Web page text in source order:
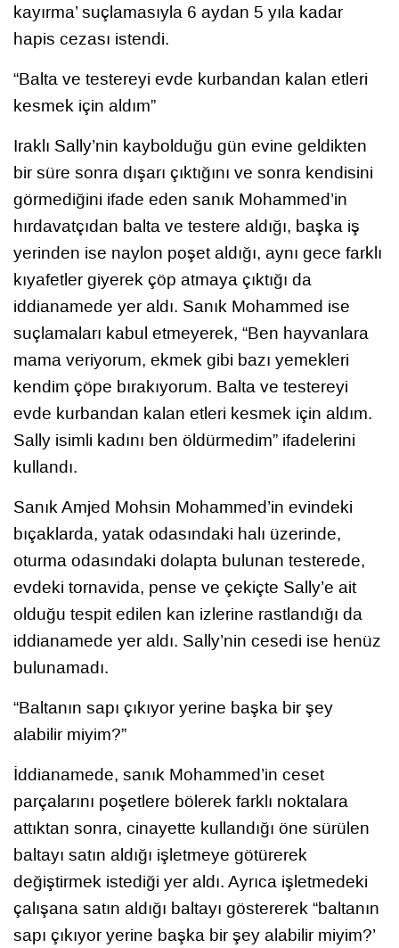
kayırma’ suçlamasıyla 6 aydan 5 yıla kadar
hapis cezası istendi.
“Balta ve testereyi evde kurbandan kalan etleri
kesmek için aldım”
Iraklı Sally’nin kaybolduğu gün evine geldikten
bir süre sonra dışarı çıktığını ve sonra kendisini
görmediğini ifade eden sanık Mohammed’in
hırdavatçıdan balta ve testere aldığı, başka iş
yerinden ise naylon poşet aldığı, aynı gece farklı
kıyafetler giyerek çöp atmaya çıktığı da
iddianamede yer aldı. Sanık Mohammed ise
suçlamaları kabul etmeyerek, “Ben hayvanlara
mama veriyorum, ekmek gibi bazı yemekleri
kendim çöpe bırakıyorum. Balta ve testereyi
evde kurbandan kalan etleri kesmek için aldım.
Sally isimli kadını ben öldürmedim” ifadelerini
kullandı.
Sanık Amjed Mohsin Mohammed’in evindeki
bıçaklarda, yatak odasındaki halı üzerinde,
oturma odasındaki dolapta bulunan testerede,
evdeki tornavida, pense ve çekiçte Sally’e ait
olduğu tespit edilen kan izlerine rastlandığı da
iddianamede yer aldı. Sally’nin cesedi ise henüz
bulunamadı.
“Baltanın sapı çıkıyor yerine başka bir şey
alabilir miyim?”
İddianamede, sanık Mohammed’in ceset
parçalarını poşetlere bölerek farklı noktalara
attıktan sonra, cinayette kullandığı öne sürülen
baltayı satın aldığı işletmeye götürerek
değiştirmek istediği yer aldı. Ayrıca işletmedeki
çalışana satın aldığı baltayı göstererek “baltanın
sapı çıkıyor yerine başka bir şey alabilir miyim?’